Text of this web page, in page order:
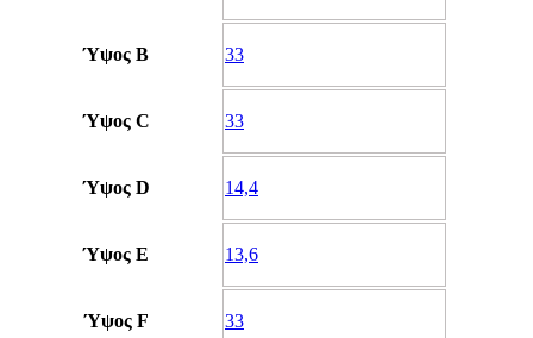
Ύψος B 33
Ύψος C 33
Ύψος D 14,4
Ύψος E 13,6
Ύψος F 33